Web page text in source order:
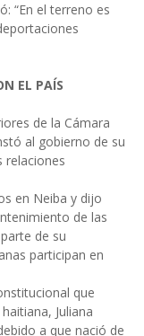
“En el terreno es
EL PAÍS
de la Cámara
al gobierno de su
relaciones
en Neiba y dijo
de las
de su
participan en
que
Juliana
a que nació de